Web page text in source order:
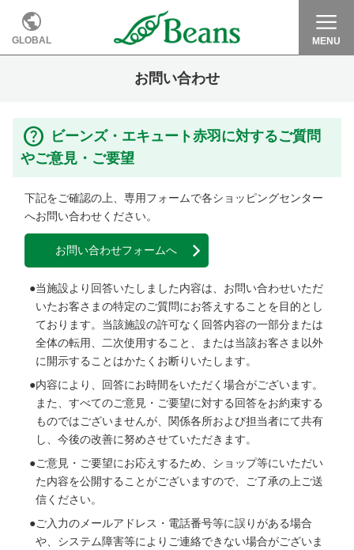
GLOBAL MENU
お問い合わせ
ビーンズ・エキュート赤羽に対するご質問
やご意見・ご要望
下記をご確認の上、専用フォームで各ショッピングセンター
へお問い合わせください。
お問い合わせフォームへ
当施設より回答いたしました内容は、お問い合わせいただ
いたお客さまの特定のご質問にお答えすることを目的とし
ております。当該施設の許可なく回答内容の一部分または
全体の転用、二次使用すること、または当該お客さま以外
に開示することはかたくお断りいたします。
内容により、回答にお時間をいただく場合がございます。
また、すべてのご意見・ご要望に対する回答をお約束する
ものではございませんが、関係各所および担当者にて共有
し、今後の改善に努めさせていただきます。
ご意見・ご要望にお応えするため、ショップ等にいただい
た内容を公開することがございますので、ご了承の上ご送
信ください。
ご入力のメールアドレス・電話番号等に誤りがある場合
や、システム障害等によりご連絡できない場合がございま